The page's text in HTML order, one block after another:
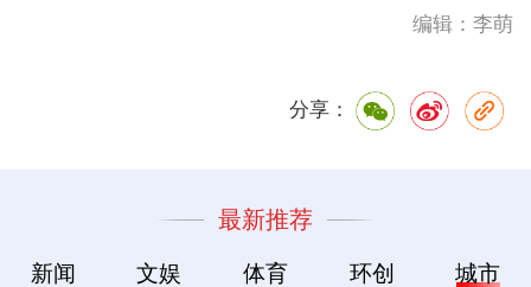
编辑：李萌
分享：
最新推荐
新闻 文娱 体育 环创 城市